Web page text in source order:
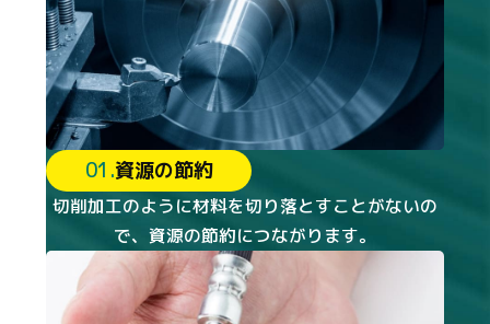
01.資源の節約
切削加工のように材料を切り落とすことがないの
で、資源の節約につながります。